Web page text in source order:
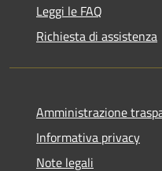
Leggi le FAQ
Richiesta di assistenza
Amministrazione
Informativa privacy
Note legali